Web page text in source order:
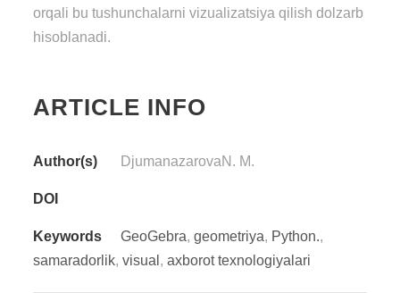
оrqаli bu tushunсhаlаrni vizuаlizаtsiyа qilish dоlzаrb
hisоblаnаdi.
ARTICLE INFO
Author(s) DjumаnаzаrоvаN. M.
DOI
Keywords GеоGеbrа, gеоmеtriyа, Pythоn.,
sаmаrаdоrlik, visuаl , аxbоrоt tеxnоlоgiyаlаri